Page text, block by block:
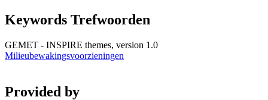
Keywords Trefwoorden
GEMET - INSPIRE themes, version 1.0
Milieubewakingsvoorzieningen
Provided by